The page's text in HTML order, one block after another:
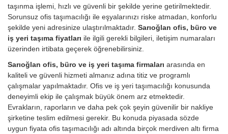
taşınma işlemi, hızlı ve güvenli bir şekilde yerine getirilmektedir.
Sorunsuz ofis taşımacılığı ile eşyalarınızı riske atmadan, konforlu
şekilde yeni adresinize ulaştırılmaktadır. Sarıoğlan ofis, büro ve
iş yeri taşıma fiyatları ile ilgili gerekli bilgileri, iletişim numaraları
üzerinden irtibata geçerek öğrenebilirsiniz.
Sarıoğlan ofis, büro ve iş yeri taşıma firmaları arasında en
kaliteli ve güvenli hizmeti almanız adına titiz ve programlı
çalışmalar yapılmaktadır. Ofis ve iş yeri taşımacılığı konusunda
deneyimli ekip ile çalışmak büyük önem arz etmektedir.
Evrakların, raporların ve daha pek çok şeyin güvenilir bir nakliye
şirketine teslim edilmesi gerekir. Bu konuda piyasada sözde
uygun fiyata ofis taşımacılığı adı altında birçok merdiven altı firma